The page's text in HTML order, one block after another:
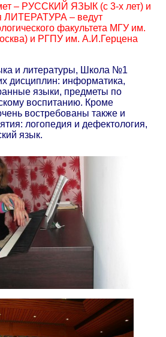
– РУССКИЙ ЯЗЫК (с 3-х лет) и
ЛИТЕРАТУРА – ведут
факультета МГУ им.
и РГПУ им. А.И.Герцена
и литературы, Школа №1
дисциплин: информатика,
языки, предметы по
воспитанию. Кроме
востребованы также и
логопедия и дефектология,
язык.